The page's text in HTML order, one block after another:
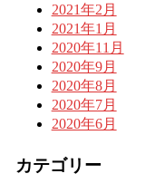
2021年2月
2021年1月
2020年11月
2020年9月
2020年8月
2020年7月
2020年6月
カテゴリー